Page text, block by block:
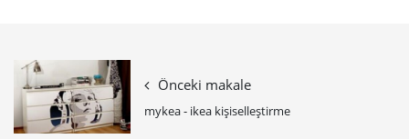
Önceki makale
mykea - ikea kişiselleştirme